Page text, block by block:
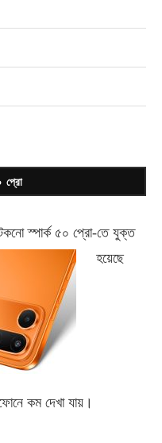
প্রো
স্পার্ক ৫০ প্রো-তে যুক্ত
হয়েছে
কম দেখা যায়।